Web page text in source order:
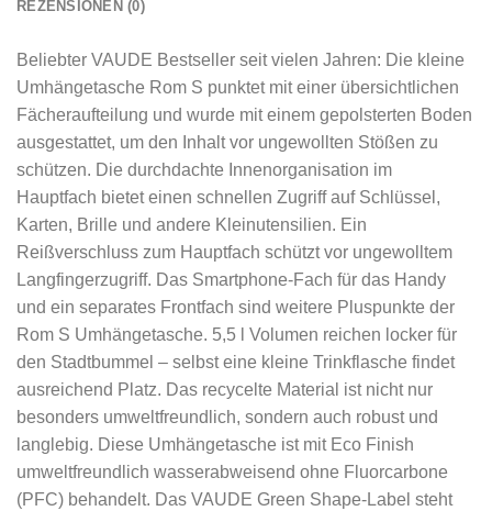
REZENSIONEN (0)
Beliebter VAUDE Bestseller seit vielen Jahren: Die kleine
Umhängetasche Rom S punktet mit einer übersichtlichen
Fächeraufteilung und wurde mit einem gepolsterten Boden
ausgestattet, um den Inhalt vor ungewollten Stößen zu
schützen. Die durchdachte Innenorganisation im
Hauptfach bietet einen schnellen Zugriff auf Schlüssel,
Karten, Brille und andere Kleinutensilien. Ein
Reißverschluss zum Hauptfach schützt vor ungewolltem
Langfingerzugriff. Das Smartphone-Fach für das Handy
und ein separates Frontfach sind weitere Pluspunkte der
Rom S Umhängetasche. 5,5 l Volumen reichen locker für
den Stadtbummel – selbst eine kleine Trinkflasche findet
ausreichend Platz. Das recycelte Material ist nicht nur
besonders umweltfreundlich, sondern auch robust und
langlebig. Diese Umhängetasche ist mit Eco Finish
umweltfreundlich wasserabweisend ohne Fluorcarbone
(PFC) behandelt. Das VAUDE Green Shape-Label steht